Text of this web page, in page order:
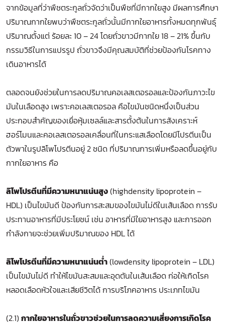
จากข้อมูลที่ว่าพืชตระกูลถั่วจัดว่าเป็นพืชที่มีกากใยสูง มีผลการศึกษา
ปริมาณกากใยพบว่าพืชตระกูลถั่วนั้นมีกากใยอาหารทั้งหมดทุกพันธุ์
ปริมาณตั้งแต่ ร้อยละ 10 – 24 โดยถั่วขาวมีกากใย 18 – 21% ขึ้นกับ
กรรมวิธีในการแปรรูป ถั่วขาวจึงมีคุณสมบัติที่ช่วยป้องกันโรคทาง
เดินอาหารได้
ตลอดจนยังช่วยในการลดปริมาณคอเลสเตอรอลและป้องกันภาวะไข
มันในเลือดสูง เพราะคอเลสเตอรอล คือไขมันชนิดหนึ่งเป็นส่วน
ประกอบสำคัญของเยื่อหุ้มเซลล์และสารตั้งต้นในการสังเคราะห์
ฮอร์โมนและคอเลสเตอรอลเคลื่อนที่ในกระแสเลือดโดยมีโปรตีนเป็น
ตัวพาในรูปลิโพโปรตีนอยู่ 2 ชนิด ที่ปริมาณการเพิ่มหรือลดขึ้นอยู่กับ
กากใยอาหาร คือ
ลิโพโปรตีนที่มีความหนาแน่นสูง(highdensity lipoprotein –
HDL) เป็นไขมันดี ป้องกันการสะสมของไขมันไม่ดีในเส้นเลือด การรับ
ประทานอาหารที่มีประโยชน์ เช่น อาหารที่มีใยอาหารสูง และการออก
กำลังกายจะช่วยเพิ่มปริมาณของ HDL ได้
ลิโพโปรตีนที่มีความหนาแน่นต่ำ(lowdensity lipoprotein – LDL)
เป็นไขมันไม่ดี ทำให้ไขมันสะสมและอุดตันในเส้นเลือด ก่อให้เกิดโรค
หลอดเลือดหัวใจและเสียชีวิตได้ การบริโภคอาหาร ประเภทไขมัน
(2.1)กากใยอาหารในถั่วขาวช่วยในการลดความเสี่ยงการเกิดโรค